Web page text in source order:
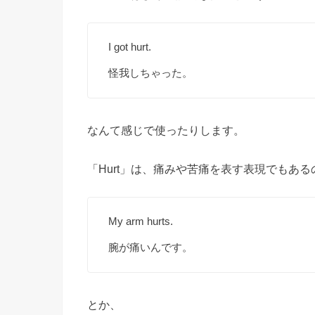
I got hurt.
怪我しちゃった。
なんて感じで使ったりします。
「Hurt」は、痛みや苦痛を表す表現でもある
My arm hurts.
腕が痛いんです。
とか、